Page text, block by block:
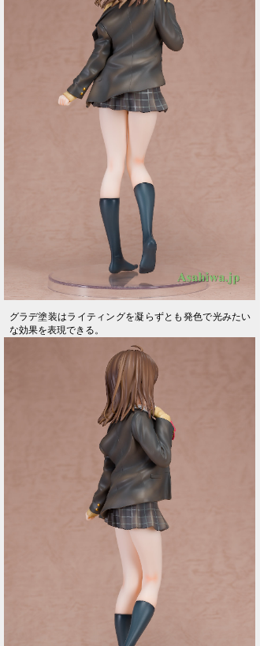
グラデ塗装はライティングを凝らずとも発色で光みたい
な効果を表現できる。